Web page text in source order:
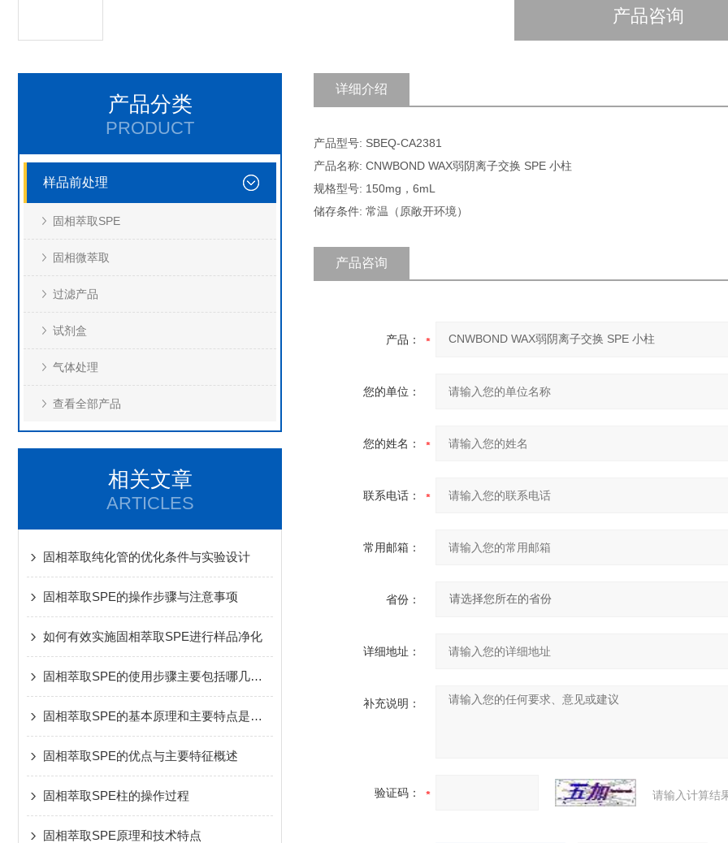
产品咨询
产品分类
PRODUCT
样品前处理
固相萃取SPE
固相微萃取
过滤产品
试剂盒
气体处理
查看全部产品
相关文章
ARTICLES
固相萃取纯化管的优化条件与实验设计
固相萃取SPE的操作步骤与注意事项
如何有效实施固相萃取SPE进行样品净化
固相萃取SPE的使用步骤主要包括哪几个？
固相萃取SPE的基本原理和主要特点是怎样的
固相萃取SPE的优点与主要特征概述
固相萃取SPE柱的操作过程
固相萃取SPE原理和技术特点
详细介绍
产品型号: SBEQ-CA2381
产品名称: CNWBOND WAX弱阴离子交换 SPE 小柱
规格型号: 150mg，6mL
储存条件: 常温（原敞开环境）
产品咨询
产品：
您的单位：
您的姓名：
联系电话：
常用邮箱：
省份：
详细地址：
补充说明：
验证码： 请输入计算结